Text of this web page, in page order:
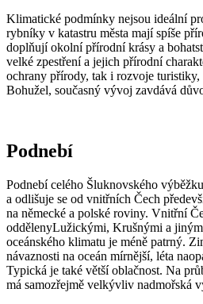
Klimatické podmínky nejsou ideální
rybníky v katastru města mají spíše
doplňují okolní přírodní krásy a
velké zpestření a jejich přírodní
ochrany přírody, tak i rozvoje turistiky,
Bohužel, současný vývoj zavdává
Podnebí
Podnebí celého Šluknovského
a odlišuje se od vnitřních Čech
na německé a polské roviny. Vnitřní
oddělenyLužickými, Krušnými a
oceánského klimatu je méně patrný.
návaznosti na oceán mírnější, léta
Typická je také větší oblačnost. Na
má samozřejmě velkývliv nadmořská